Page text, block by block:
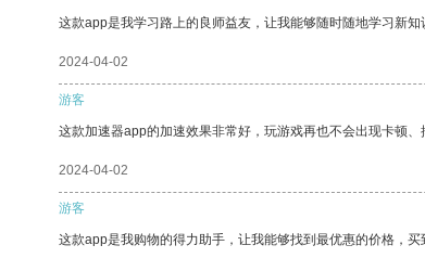
这款app是我学习路上的良师益友，让我能够随时随地学习新知
2024-04-02
游客
这款加速器app的加速效果非常好，玩游戏再也不会出现卡顿
2024-04-02
游客
这款app是我购物的得力助手，让我能够找到最优惠的价格，买